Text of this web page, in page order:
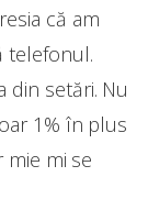
că am
telefonul.
din setări. Nu
1% în plus
mie mi se